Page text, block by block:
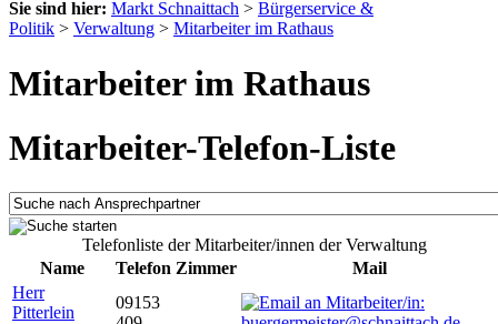
Sie sind hier: Markt Schnaittach > Bürgerservice &
Politik > Verwaltung > Mitarbeiter im Rathaus
Mitarbeiter im Rathaus
Mitarbeiter-Telefon-Liste
Telefonliste der Mitarbeiter/innen der Verwaltung
Name
Telefon Zimmer
Mail
Herr
Pitterlein
09153